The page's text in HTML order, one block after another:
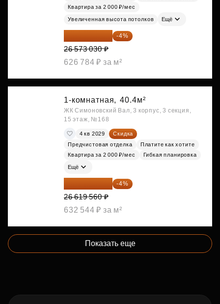
Квартира за 2 000 ₽/мес
Увеличенная высота потолков Ещё
25 510 109 ₽ -4%
26 573 030 ₽
626 784 ₽ за м²
1-комнатная, 40.4м²
ЖК Симоновский Вал, 3 корпус, 3 секция,
15 этаж, №168
4 кв 2029
Скидка
Предчистовая отделка
Платите как хотите
Квартира за 2 000 ₽/мес
Гибкая планировка
Ещё
25 554 778 ₽ -4%
26 619 560 ₽
632 544 ₽ за м²
Показать еще